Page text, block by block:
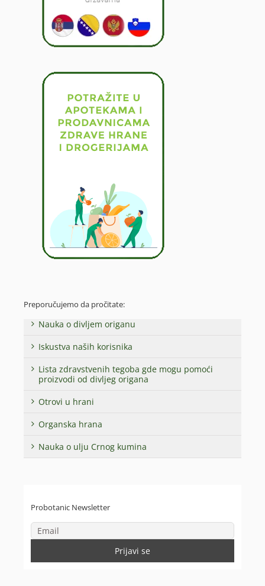
Preporučujemo da pročitate:
Nauka o divljem origanu
Iskustva naših korisnika
Lista zdravstvenih tegoba gde mogu pomoći
proizvodi od divljeg origana
Otrovi u hrani
Organska hrana
Nauka o ulju Crnog kumina
Probotanic Newsletter